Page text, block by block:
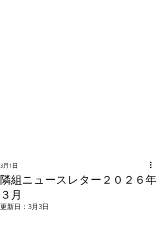
隣組ニュースレター２０２６年
３月
3月1日
更新日： 3月3日